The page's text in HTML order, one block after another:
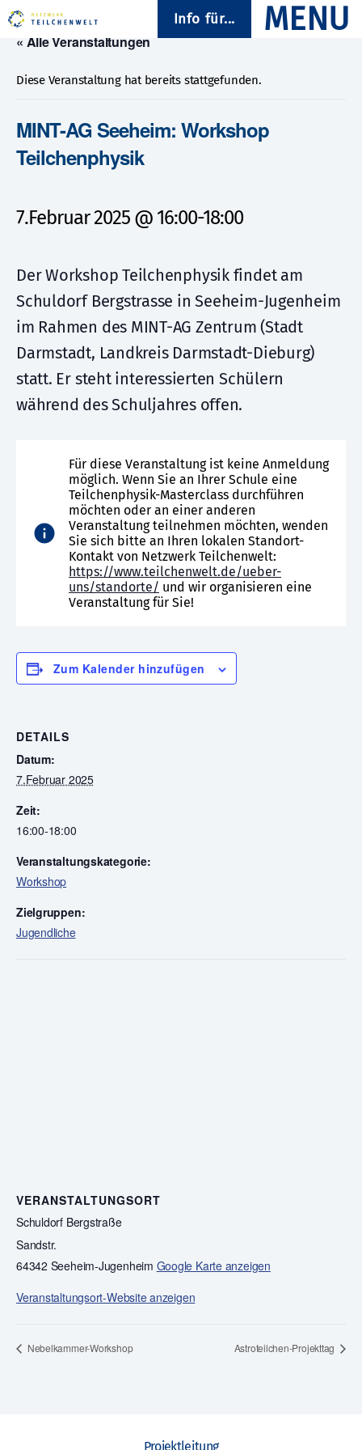
Info für...
« Alle Veranstaltungen
Diese Veranstaltung hat bereits stattgefunden.
MINT-AG Seeheim: Workshop
Teilchenphysik
7.Februar 2025 @ 16:00-18:00
Der Workshop Teilchenphysik findet am
Schuldorf Bergstrasse in Seeheim-Jugenheim
im Rahmen des MINT-AG Zentrum (Stadt
Darmstadt, Landkreis Darmstadt-Dieburg)
statt. Er steht interessierten Schülern
während des Schuljahres offen.
Für diese Veranstaltung ist keine Anmeldung
möglich. Wenn Sie an Ihrer Schule eine
Teilchenphysik-Masterclass durchführen
möchten oder an einer anderen
Veranstaltung teilnehmen möchten, wenden
Sie sich bitte an Ihren lokalen Standort-
Kontakt von Netzwerk Teilchenwelt:
https://www.teilchenwelt.de/ueber-
uns/standorte/ und wir organisieren eine
Veranstaltung für Sie!
Zum Kalender hinzufügen
DETAILS
Datum:
7.Februar 2025
Zeit:
16:00-18:00
Veranstaltungskategorie:
Workshop
Zielgruppen:
Jugendliche
VERANSTALTUNGSORT
Schuldorf Bergstraße
Sandstr.
64342 Seeheim-Jugenheim Google Karte anzeigen
Veranstaltungsort-Website anzeigen
Nebelkammer-Workshop Astroteilchen-Projekttag
Projektleitung